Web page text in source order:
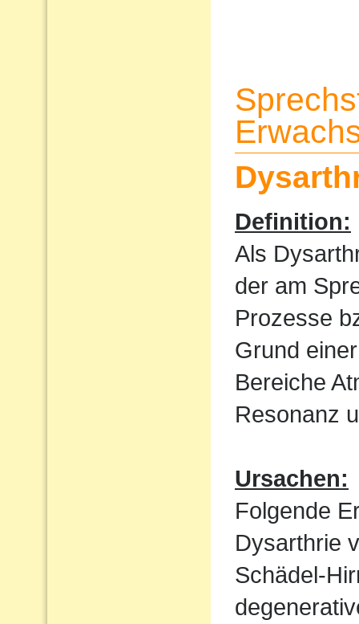
Definition:
Als
der am
Prozesse
Grund
Bereiche
Resonanz
Ursachen:
Folgende
Dysarthrie
Schädel-